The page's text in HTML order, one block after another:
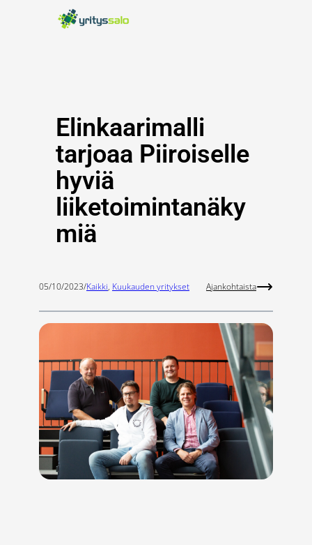
Elinkaarimalli
tarjoaa Piiroiselle
hyviä
liiketoimintanäky
miä
05/10/2023/Kaikki, Kuukauden yritykset Ajankohtaista